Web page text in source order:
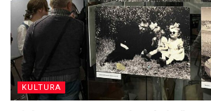
KULTURA